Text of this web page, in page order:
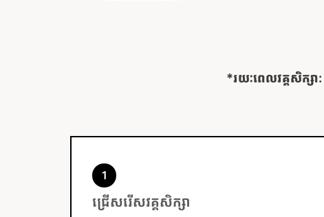
*រយៈពេលវគ្គសិក្សា:
ជ្រើសរើសវគ្គសិក្សា